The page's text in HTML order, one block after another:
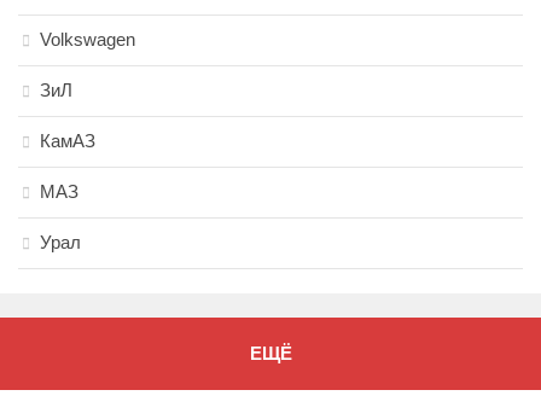
Volkswagen
ЗиЛ
КамАЗ
МАЗ
Урал
ЕЩЁ